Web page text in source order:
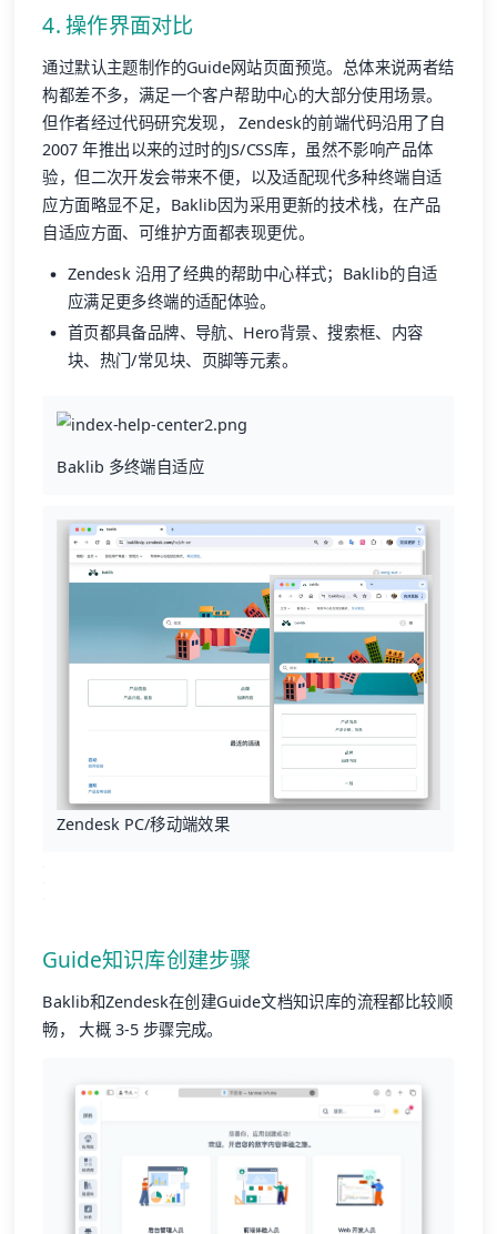
4. 操作界面对比
通过默认主题制作的Guide网站页面预览。总体来说两者结
构都差不多，满足一个客户帮助中心的大部分使用场景。
但作者经过代码研究发现， Zendesk的前端代码沿用了自
2007 年推出以来的过时的JS/CSS库，虽然不影响产品体
验，但二次开发会带来不便，以及适配现代多种终端自适
应方面略显不足，Baklib因为采用更新的技术栈，在产品
自适应方面、可维护方面都表现更优。
Zendesk 沿用了经典的帮助中心样式；Baklib的自适
应满足更多终端的适配体验。
首页都具备品牌、导航、Hero背景、搜索框、内容
块、热门/常见块、页脚等元素。
Baklib 多终端自适应
Zendesk PC/移动端效果
Guide知识库创建步骤
Baklib和Zendesk在创建Guide文档知识库的流程都比较顺
畅， 大概 3-5 步骤完成。